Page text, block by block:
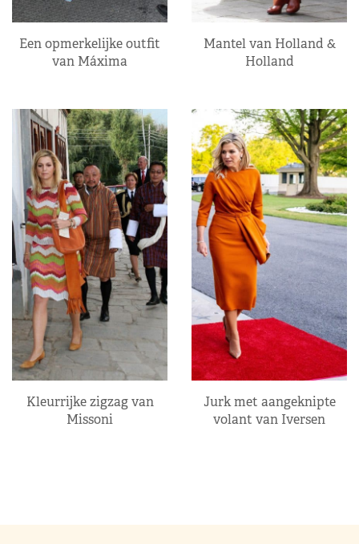
Een opmerkelijke outfit
van Máxima
Mantel van Holland &
Holland
Kleurrijke zigzag van
Missoni
Jurk met aangeknipte
volant van Iversen